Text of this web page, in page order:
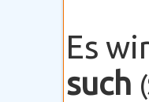
Es
such